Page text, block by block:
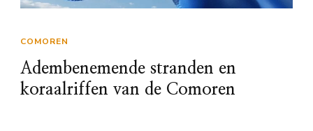
COMOREN
Adembenemende stranden en
koraalriffen van de Comoren